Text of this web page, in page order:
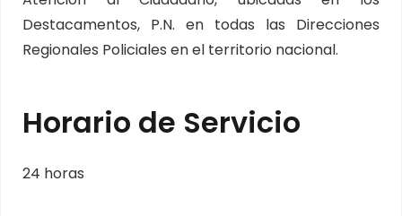
Destacamentos, P.N. en todas las Direcciones
Regionales Policiales en el territorio nacional.
Horario de Servicio
24 horas